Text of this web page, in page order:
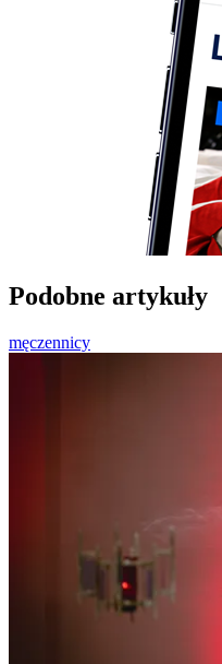
Podobne artykuły
męczennicy